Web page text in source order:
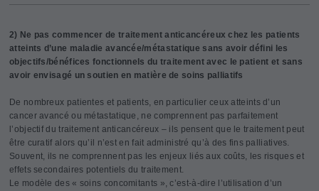
2) Ne pas commencer de traitement anticancéreux chez les patients
atteints d’une maladie avancée/métastatique sans avoir défini les
objectifs/bénéfices fonctionnels du traitement avec le patient et sans
avoir envisagé un soutien en matière de soins palliatifs
De nombreux patientes et patients, en particulier ceux atteints d’un
cancer avancé ou métastatique, ne comprennent pas parfaitement
l’objectif du traitement anticancéreux – ils pensent que le traitement peut
être curatif alors qu’il n’est en fait administré qu’à des fins palliatives.
Souvent, ils ne comprennent pas les enjeux liés aux coûts, les risques et
effets secondaires potentiels du traitement.
Le modèle des « soins concomitants », c’est-à-dire l’utilisation d’un